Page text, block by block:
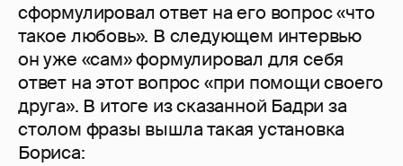
сформулировал ответ на его вопрос «что
такое любовь». В следующем интервью
он уже «сам» формулировал для себя
ответ на этот вопрос «при помощи своего
друга». В итоге из сказанной Бадри за
столом фразы вышла такая установка
Бориса: